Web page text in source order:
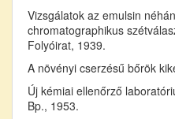
Vizsgálatok az emulsin
chromatographikus
Folyóirat, 1939.
A növényi cserzésű bőrök
Új kémiai ellenőrző
Bp., 1953.